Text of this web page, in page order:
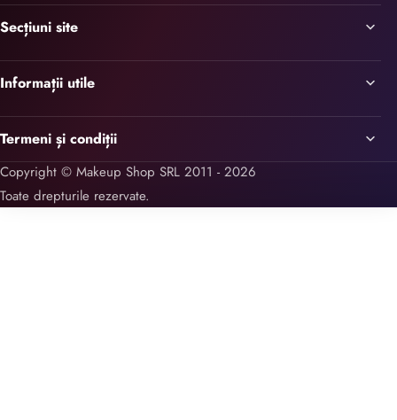
Secțiuni site
Informații utile
Termeni și condiții
Copyright © Makeup Shop SRL 2011 - 2026
Toate drepturile rezervate.